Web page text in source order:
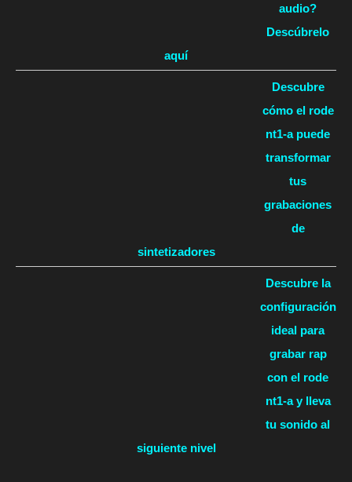
audio?
Descúbrelo
aquí
Descubre
cómo el rode
nt1-a puede
transformar
tus
grabaciones
de
sintetizadores
Descubre la
configuración
ideal para
grabar rap
con el rode
nt1-a y lleva
tu sonido al
siguiente nivel